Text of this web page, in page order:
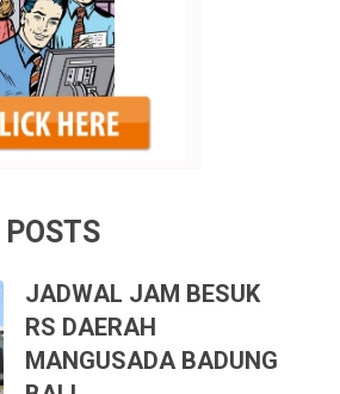
POSTS
JADWAL JAM BESUK
RS DAERAH
MANGUSADA BADUNG